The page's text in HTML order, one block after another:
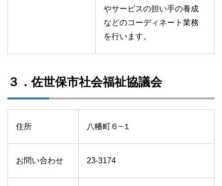
やサービスの担い手の養成
などのコーディネート業務
を行います。
３．佐世保市社会福祉協議会
住所 八幡町６−１
お問い合わせ 23-3174